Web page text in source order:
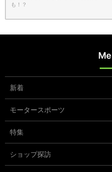
も！？
新着
モータースポーツ
特集
ショップ探訪